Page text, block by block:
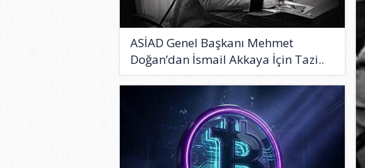
ASİAD Genel Başkanı Mehmet
Doğan’dan İsmail Akkaya İçin Tazi..